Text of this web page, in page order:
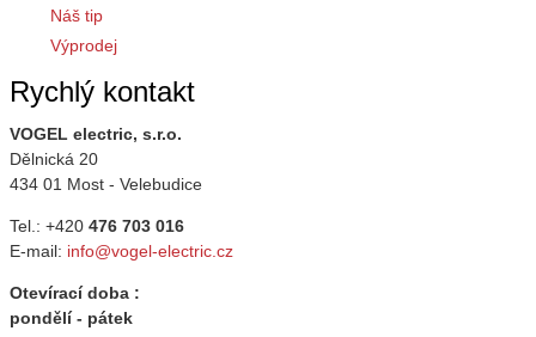
Náš tip
Výprodej
Rychlý kontakt
VOGEL electric, s.r.o.
Dělnická 20
434 01 Most - Velebudice
Tel.: +420 476 703 016
E-mail: info@vogel-electric.cz
Otevírací doba :
pondělí - pátek